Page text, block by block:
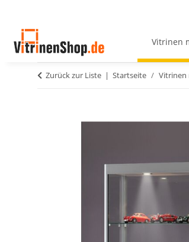
Vitrinen
Zurück zur Liste Startseite Vitrinen